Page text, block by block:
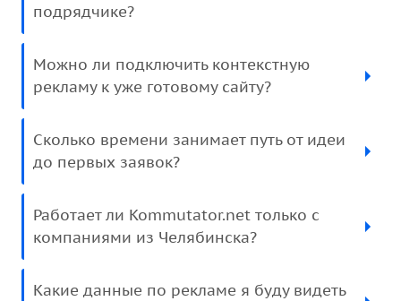
подрядчике?
Можно ли подключить контекстную
рекламу к уже готовому сайту?
Сколько времени занимает путь от идеи
до первых заявок?
Работает ли Kommutator.net только с
компаниями из Челябинска?
Какие данные по рекламе я буду видеть